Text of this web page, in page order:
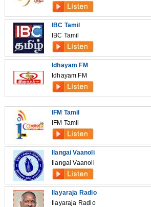
IBC Tamil
IBC Tamil
Idhayam FM
Idhayam FM
IFM Tamil
IFM Tamil
Ilangai Vaanoli
Ilangai Vaanoli
Ilayaraja Radio
Ilayaraja Radio